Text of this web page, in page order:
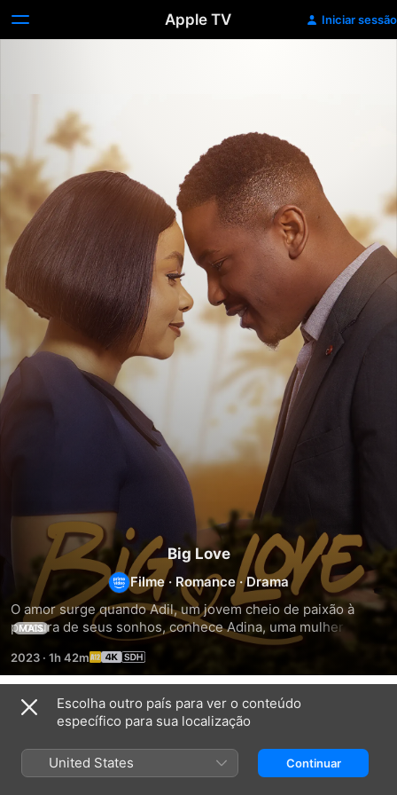
Apple TV Iniciar sessão
Big Love
Filme · Romance ·Drama
O amor surge quando Adil, um jovem cheio de paixão à
procura de seus sonhos, conhece Adina, uma mulher
focada e independente. O amor de Adil, grandioso e
verdadeiro, encontra os medos de Adina, e um segredo
pode destruir tudo.
MAIS
2023 · 1h 42m
Relacionados
Orgulho
Escolha outro país para ver o conteúdo
específico para sua localização
United States Continuar